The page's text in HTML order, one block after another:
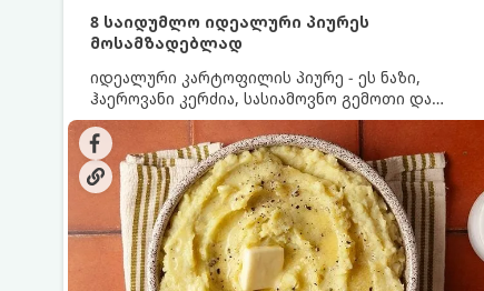
8 საიდუმლო იდეალური პიურეს
მოსამზადებლად
იდეალური კარტოფილის პიურე - ეს ნაზი,
ჰაეროვანი კერძია, სასიამოვნო გემოთი და
ნაღების-მოყვითალო ფერით. მისი მომზადება
ძალიან მარტივია, მაგრამ არსებობს რამდენიმე
საიდუმლო, რომლებიც უნდა იცოდეთ, რომ
პიურე იდეალურად გემრიელი გამოვიდეს.